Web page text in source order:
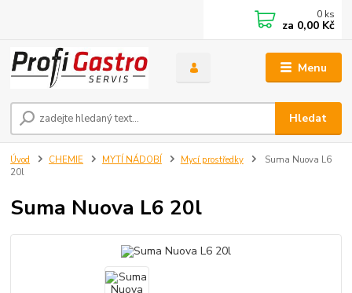
Menu
Hledat
0 ks
za 0,00 Kč
Úvod CHEMIE MYTÍ NÁDOBÍ Mycí prostředky
Suma Nuova L6
20l
Suma Nuova L6 20l